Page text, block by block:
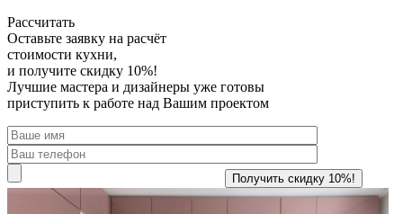
Рассчитать
Оставьте заявку на расчёт
стоимости кухни,
и получите скидку 10%!
Лучшие мастера и дизайнеры уже готовы
приступить к работе над Вашим проектом